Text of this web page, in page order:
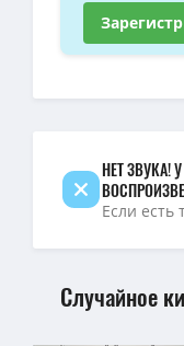
НЕТ ЗВУКА!
Если есть
Случайное